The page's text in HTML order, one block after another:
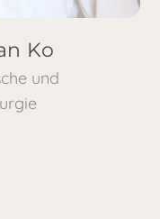
Ko
und